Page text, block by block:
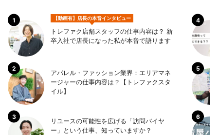
【動画有】店長の本音インタビュー
トレファク店舗スタッフの仕事内容は？ 新
卒入社で店長になった私が本音で語ります
アパレル・ファッション業界：エリアマネ
ージャーの仕事内容は？【トレファクスタ
イル】
リユースの可能性を広げる「訪問バイヤ
ー」という仕事、知っていますか？